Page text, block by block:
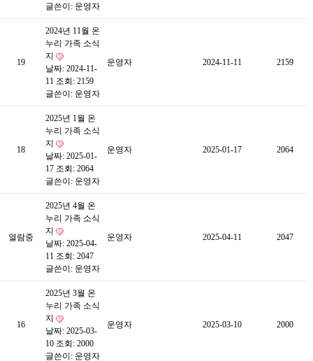
글쓴이: 운영자
19
2024년 11월 온
누리 가족 소식
지
날짜: 2024-11-
11 조회: 2159
글쓴이: 운영자
운영자 2024-11-11 2159
18
2025년 1월 온
누리 가족 소식
지
날짜: 2025-01-
17 조회: 2064
글쓴이: 운영자
운영자 2025-01-17 2064
열람중
2025년 4월 온
누리 가족 소식
지
날짜: 2025-04-
11 조회: 2047
글쓴이: 운영자
운영자 2025-04-11 2047
16
2025년 3월 온
누리 가족 소식
지
날짜: 2025-03-
10 조회: 2000
글쓴이: 운영자
운영자 2025-03-10 2000